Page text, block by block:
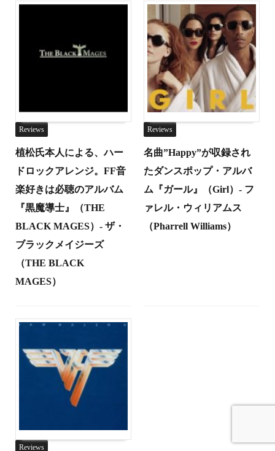
Reviews
植松氏本人による、ハー
ドロックアレンジ。FF音
楽好きは必聴のアルバム
『黒魔導士』（THE
BLACK MAGES）- ザ・
ブラックメイジーズ
（THE BLACK
MAGES）
Reviews
名曲”Happy”が収録され
たダンスポップ・アルバ
ム『ガール』（Girl）- フ
ァレル・ウィリアムス
（Pharrell Williams）
Reviews